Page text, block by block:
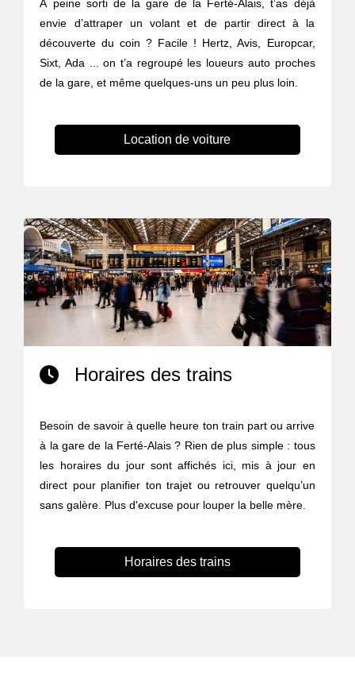
À peine sorti de la gare de la Ferté-Alais, t’as déjà
envie d’attraper un volant et de partir direct à la
découverte du coin ? Facile ! Hertz, Avis, Europcar,
Sixt, Ada ... on t’a regroupé les loueurs auto proches
de la gare, et même quelques-uns un peu plus loin.
Location de voiture
Horaires des trains
Besoin de savoir à quelle heure ton train part ou arrive
à la gare de la Ferté-Alais ? Rien de plus simple : tous
les horaires du jour sont affichés ici, mis à jour en
direct pour planifier ton trajet ou retrouver quelqu’un
sans galère. Plus d'excuse pour louper la belle mère.
Horaires des trains